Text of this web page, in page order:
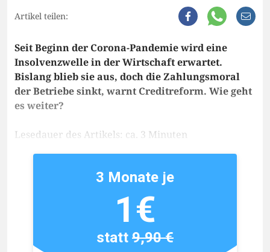
Artikel teilen:
Seit Beginn der Corona-Pandemie wird eine
Insolvenzwelle in der Wirtschaft erwartet.
Bislang blieb sie aus, doch die Zahlungsmoral
der Betriebe sinkt, warnt Creditreform. Wie geht
es weiter?
Lesedauer des Artikels: ca. 3 Minuten
3 Monate je
1€
statt9,90 €